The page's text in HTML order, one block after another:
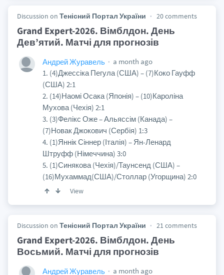
Discussion on Тенісний Портал України 20 comments
Grand Expert-2026. Вімблдон. День
Дев’ятий. Матчі для прогнозів
Андрей Журавель
a month ago
1. (4)Джессіка Пегула (США) – (7)Коко Гауфф
(США) 2:1
2. (14)Наомі Осака (Японія) – (10)Кароліна
Мухова (Чехія) 2:1
3. (3)Фелікс Оже – Альяссім (Канада) –
(7)Новак Джокович (Сербія) 1:3
4. (1)Яннік Сіннер (Італія) – Ян-Ленард
Штруфф (Німеччина) 3:0
5. (1)Синякова (Чехія)/Таунсенд (США) –
(16)Мухаммад(США)/Столлар (Угорщина) 2:0
View
Discussion on Тенісний Портал України 21 comments
Grand Expert-2026. Вімблдон. День
Восьмий. Матчі для прогнозів
Андрей Журавель a month ago